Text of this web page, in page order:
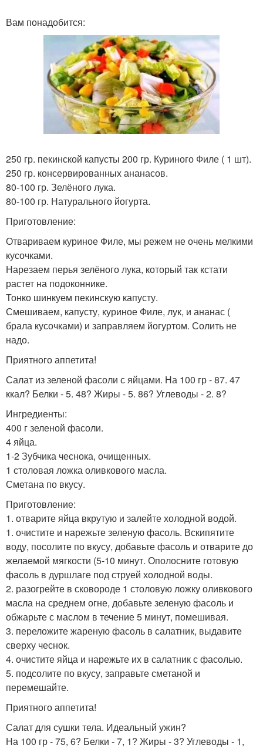
Вам понадобится:
250 гр. пекинской капусты 200 гр. Куриного Филе ( 1 шт).
250 гр. консервированных ананасов.
80-100 гр. Зелёного лука.
80-100 гр. Натурального йогурта.
Приготовление:
Отвариваем куриное Филе, мы режем не очень мелкими
кусочками.
Нарезаем перья зелёного лука, который так кстати
растет на подоконнике.
Тонко шинкуем пекинскую капусту.
Смешиваем, капусту, куриное Филе, лук, и ананас (
брала кусочками) и заправляем йогуртом. Солить не
надо.
Приятного аппетита!
Салат из зеленой фасоли с яйцами. На 100 гр - 87. 47
ккал? Белки - 5. 48? Жиры - 5. 86? Углеводы - 2. 8?
Ингредиенты:
400 г зеленой фасоли.
4 яйца.
1-2 Зубчика чеснока, очищенных.
1 столовая ложка оливкового масла.
Сметана по вкусу.
Приготовление:
1. отварите яйца вкрутую и залейте холодной водой.
1. очистите и нарежьте зеленую фасоль. Вскипятите
воду, посолите по вкусу, добавьте фасоль и отварите до
желаемой мягкости (5-10 минут. Ополосните готовую
фасоль в дуршлаге под струей холодной воды.
2. разогрейте в сковороде 1 столовую ложку оливкового
масла на среднем огне, добавьте зеленую фасоль и
обжарьте с маслом в течение 5 минут, помешивая.
3. переложите жареную фасоль в салатник, выдавите
сверху чеснок.
4. очистите яйца и нарежьте их в салатник с фасолью.
5. подсолите по вкусу, заправьте сметаной и
перемешайте.
Приятного аппетита!
Салат для сушки тела. Идеальный ужин?
На 100 гр - 75, 6? Белки - 7, 1? Жиры - 3? Углеводы - 1,